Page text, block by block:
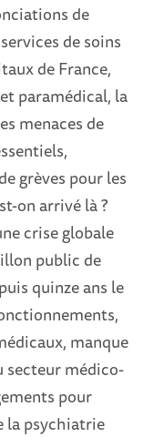
de
de soins
de France,
paramédical, la
menaces de
grèves pour les
on arrivé là ?
crise globale
public de
quinze ans le
manque
secteur médico-
pour
la psychiatrie